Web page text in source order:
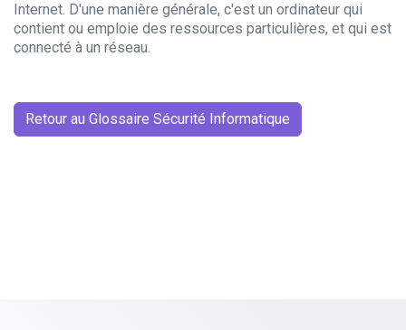
Internet. D'une manière générale, c'est un ordinateur qui
contient ou emploie des ressources particulières, et qui est
connecté à un réseau.
Retour au Glossaire Sécurité Informatique